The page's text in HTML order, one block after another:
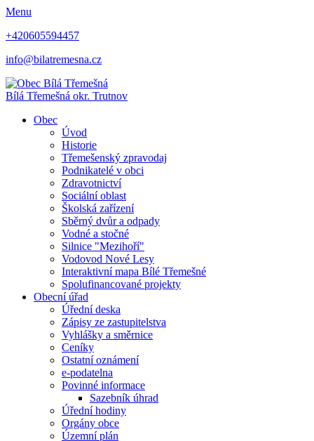
Menu
+420605594457
info@bilatremesna.cz
Bílá Třemešná okr. Trutnov
Obec
Úvod
Historie
Třemešenský zpravodaj
Podnikatelé v obci
Zdravotnictví
Sociální oblast
Školská zařízení
Sběrný dvůr a odpady
Vodné a stočné
Silnice "Mezihoří"
Vodovod Nové Lesy
Interaktivní mapa Bílé Třemešné
Spolufinancované projekty
Obecní úřad
Úřední deska
Zápisy ze zastupitelstva
Vyhlášky a směrnice
Ceníky
Ostatní oznámení
e-podatelna
Povinné informace
Sazebník úhrad
Úřední hodiny
Orgány obce
Územní plán